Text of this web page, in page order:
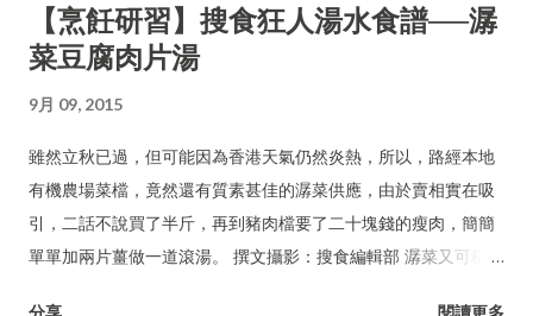
【烹飪研習】搜食狂人湯水食譜──潺
菜豆腐肉片湯
9月 09, 2015
雖然立秋已過，但可能因為香港天氣仍然炎熱，所以，路經本地
有機農場菜檔，竟然還有質素甚佳的潺菜供應，由於賣相實在吸
引，二話不說買了半斤，再到豬肉檔要了二十塊錢的瘦肉，簡簡
單單加兩片薑做一道滾湯。 撰文攝影：搜食編輯部 潺菜又可稱木
分享 閱讀更多